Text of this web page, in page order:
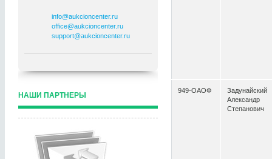
info@aukcioncenter.ru
office@aukcioncenter.ru
support@aukcioncenter.ru
НАШИ ПАРТНЕРЫ
949-ОАОФ
Задунайский
Александр
Степанович